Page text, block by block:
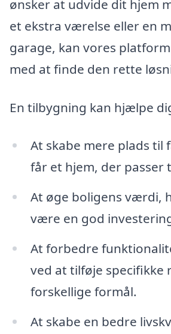
ønsker at udvide dit hjem
et ekstra værelse eller en
garage, kan vores
med at finde den rette
En tilbygning kan hjælpe
At skabe mere plads til
får et hjem, der passer
At øge boligens værdi,
være en god
At forbedre
ved at tilføje specifikke
forskellige formål.
At skabe en bedre